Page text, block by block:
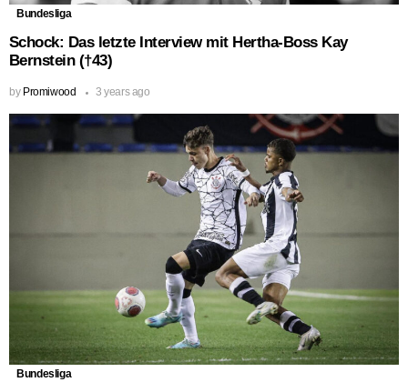
Bundesliga
Schock: Das letzte Interview mit Hertha-Boss Kay
Bernstein (†43)
by Promiwood 3 years ago
Bundesliga